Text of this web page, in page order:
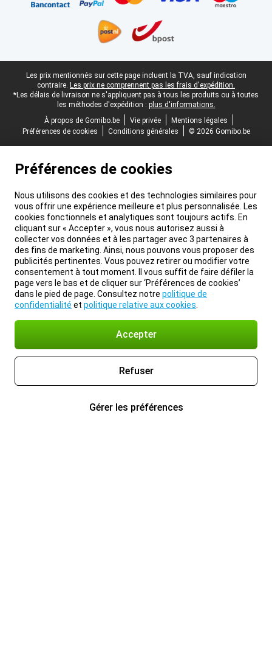
Pied-de-page légal
Les prix mentionnés sur cette page incluent la TVA, sauf indication
contraire. Les prix ne comprennent pas les frais d'expédition.
*Les délais de livraison ne s'appliquent pas à tous les produits ou à toutes
les méthodes d'expédition : plus d'informations.
À propos de Gomibo.be
Vie privée
Mentions légales
Préférences de cookies
Conditions générales © 2026 Gomibo.be
Préférences de cookies
Nous utilisons des cookies et des technologies similaires pour
vous offrir une expérience meilleure et plus personnalisée. Les
cookies fonctionnels et analytiques sont toujours actifs. En
cliquant sur « Accepter », vous nous autorisez aussi à
collecter vos données et à les partager avec 3 partenaires à
des fins de marketing. Ainsi, nous pouvons vous proposer des
publicités pertinentes. Vous pouvez retirer ou modifier votre
consentement à tout moment. Il vous suffit de faire défiler la
page vers le bas et de cliquer sur ‘Préférences de cookies’
dans le pied de page. Consultez notre politique de
confidentialité et politique relative aux cookies
Accepter
Refuser
Gérer les préférences